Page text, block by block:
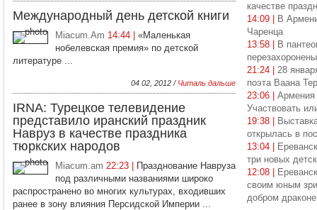
Международный день детской книги
Miacum.Am 14:44 | «Маленькая
нобелевская премия» по детской
литературе ...
04 02, 2012 / Читаль дальше
IRNA: Турецкое телевидение
представило иранский праздник
Навруз в качестве праздника
тюркских народов
Miacum.am 22:23 |
Празднование Навруза
под различными названиями широко
распространено во многих культурах, входивших
ранее в зону влияния Персидской Империи ...
качестве
14:09 |
В
Чаренца
13:58 |
В
21:24 | 28
поэта Ваана
23:06 | Армения
Участвовать
19:38 |
открылась в
13:04 |
три новых
12:08 |
своим юным
добром драконе